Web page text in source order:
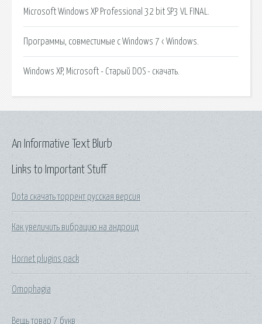
Microsoft Windows XP Professional 32 bit SP3 VL FINAL.
Программы, совместимые с Windows 7 ‹ Windows.
Windows XP, Microsoft - Старый DOS - скачать.
Links to Important Stuff
Dota скачать торрент русская версия
Как увеличить вибрацию на андроид
Hornet plugins pack
Omophagia
Вещь товар 7 букв
An Informative Text Blurb